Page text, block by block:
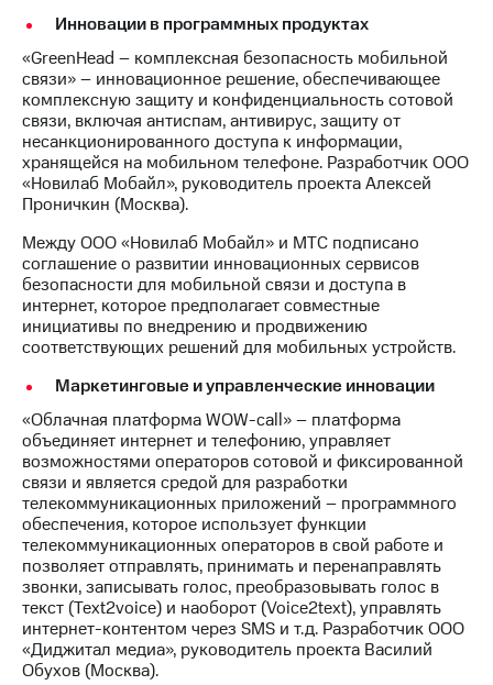
Еврооблигации-2023
Уведомление
о
погашении
именных
облигаций
Другое
Регистратор
Реквизиты
Контакты
развитие
деловая этика
На главную
Инновации в программных продуктах
«GreenHead – комплексная безопасность мобильной
связи» – инновационное решение, обеспечивающее
комплексную защиту и конфиденциальность сотовой
связи, включая антиспам, антивирус, защиту от
несанкционированного доступа к информации,
хранящейся на мобильном телефоне. Разработчик ООО
«Новилаб Мобайл», руководитель проекта Алексей
Проничкин (Москва).
Между ООО «Новилаб Мобайл» и МТС подписано
соглашение о развитии инновационных сервисов
безопасности для мобильной связи и доступа в
интернет, которое предполагает совместные
инициативы по внедрению и продвижению
соответствующих решений для мобильных устройств.
Маркетинговые и управленческие инновации
«Облачная платформа WOW-call» – платформа
объединяет интернет и телефонию, управляет
возможностями операторов сотовой и фиксированной
связи и является средой для разработки
телекоммуникационных приложений – программного
обеспечения, которое использует функции
телекоммуникационных операторов в свой работе и
позволяет отправлять, принимать и перенаправлять
звонки, записывать голос, преобразовывать голос в
текст (Text2voice) и наоборот (Voice2text), управлять
интернет-контентом через SMS и т.д. Разработчик ООО
«Диджитал медиа», руководитель проекта Василий
Обухов (Москва).